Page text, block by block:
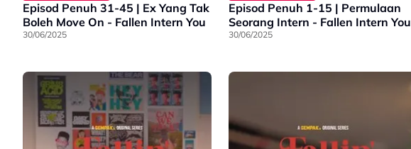
Episod Penuh 31-45 | Ex Yang Tak
Boleh Move On - Fallen Intern You
30/06/2025
Episod Penuh 1-15 | Permulaan
Seorang Intern - Fallen Intern You
30/06/2025